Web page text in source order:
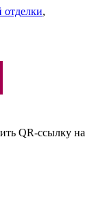
отделки,
QR-ссылку на